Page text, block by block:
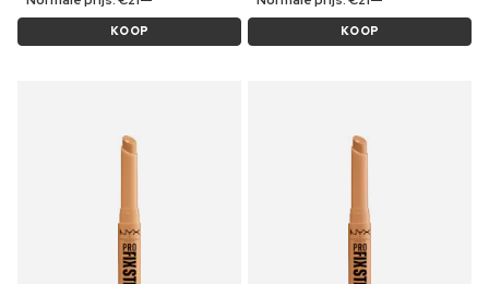
KOOP KOOP